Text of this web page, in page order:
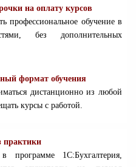
ЭММЕНЕДЖМЕНТ
на оплату курсов
профессиональное обучение в
без дополнительных
формат обучения
дистанционно из любой
курсы с работой.
практики
программе 1С:Бухгалтерия,